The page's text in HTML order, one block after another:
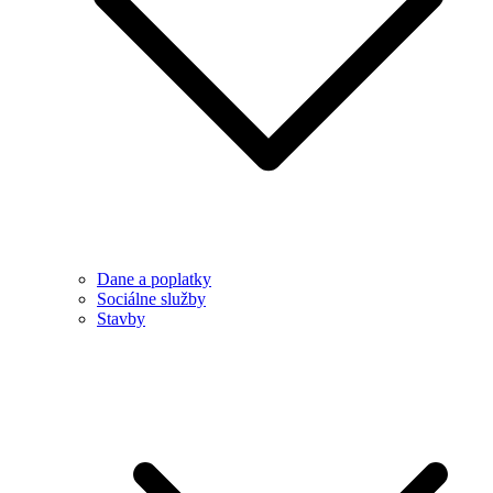
Dane a poplatky
Sociálne služby
Stavby